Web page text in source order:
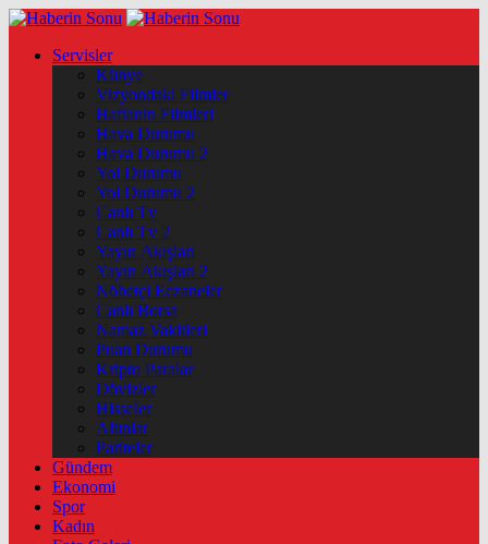
Servisler
Künye
Vizyondaki Filmler
Haftanin Filmleri
Hava Durumu
Hava Durumu 2
Yol Durumu
Yol Durumu 2
Canlı Tv
Canlı Tv 2
Yayın Akışları
Yayın Akışları 2
Nöbetçi Eczaneler
Canlı Borsa
Namaz Vakitleri
Puan Durumu
Kripto Paralar
Dövizler
Hisseler
Altınlar
Pariteler
Gündem
Ekonomi
Spor
Kadın